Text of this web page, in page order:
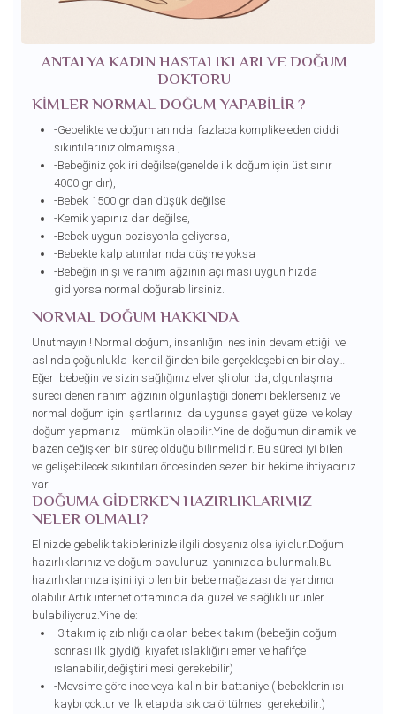
ANTALYA KADIN HASTALIKLARI VE DOĞUM
DOKTORU
KİMLER NORMAL DOĞUM YAPABİLİR ?
-Gebelikte ve doğum anında fazlaca komplike eden ciddi
sıkıntılarınız olmamışsa ,
-Bebeğiniz çok iri değilse(genelde ilk doğum için üst sınır
4000 gr dır),
-Bebek 1500 gr dan düşük değilse
-Kemik yapınız dar değilse,
-Bebek uygun pozisyonla geliyorsa,
-Bebekte kalp atımlarında düşme yoksa
-Bebeğin inişi ve rahim ağzının açılması uygun hızda
gidiyorsa normal doğurabilirsiniz.
NORMAL DOĞUM HAKKINDA
Unutmayın ! Normal doğum, insanlığın neslinin devam ettiği ve
aslında çoğunlukla kendiliğinden bile gerçekleşebilen bir olay…
Eğer bebeğin ve sizin sağlığınız elverişli olur da, olgunlaşma
süreci denen rahim ağzının olgunlaştığı dönemi beklerseniz ve
normal doğum için şartlarınız da uygunsa gayet güzel ve kolay
doğum yapmanız mümkün olabilir.Yine de doğumun dinamik ve
bazen değişken bir süreç olduğu bilinmelidir. Bu süreci iyi bilen
ve gelişebilecek sıkıntıları öncesinden sezen bir hekime ihtiyacınız
var.
DOĞUMA GİDERKEN HAZIRLIKLARIMIZ
NELER OLMALI?
Elinizde gebelik takiplerinizle ilgili dosyanız olsa iyi olur.Doğum
hazırlıklarınız ve doğum bavulunuz yanınızda bulunmalı.Bu
hazırlıklarınıza işini iyi bilen bir bebe mağazası da yardımcı
olabilir.Artık internet ortamında da güzel ve sağlıklı ürünler
bulabiliyoruz.Yine de:
-3 takım iç zıbınlığı da olan bebek takımı(bebeğin doğum
sonrası ilk giydiği kıyafet ıslaklığını emer ve hafifçe
ıslanabilir,değiştirilmesi gerekebilir)
-Mevsime göre ince veya kalın bir battaniye ( bebeklerin ısı
kaybı çoktur ve ilk etapda sıkıca örtülmesi gerekebilir.)